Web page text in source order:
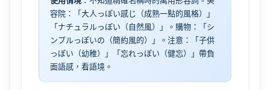
容院：「大人っぽい感じ（成熟一點的風格）」
「ナチュラルっぽい（自然風）」。購物：「シ
ンプルっぽいの（簡約風的）」。注意：「子供
っぽい（幼稚）」「忘れっぽい（健忘）」帶負
面語感，看語境。